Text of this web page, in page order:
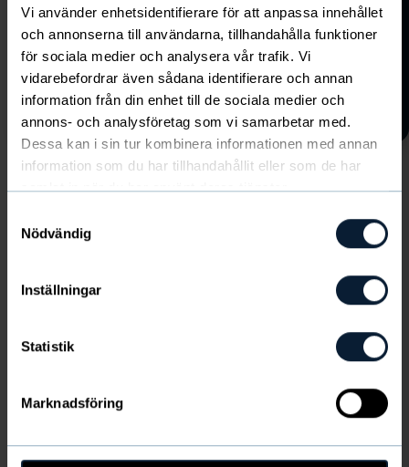
Vi använder enhetsidentifierare för att anpassa innehållet
och annonserna till användarna, tillhandahålla funktioner
för sociala medier och analysera vår trafik. Vi
vidarebefordrar även sådana identifierare och annan
information från din enhet till de sociala medier och
annons- och analysföretag som vi samarbetar med.
Dessa kan i sin tur kombinera informationen med annan
information som du har tillhandahållit eller som de har
samlat in när du har använt deras tjänster.
Nödvändig
Inställningar
Statistik
Marknadsföring
Kolla in säsongens nyheter
här!
Visa alla
Lämna din epost och följ Pirates Basketball
SKICKA
Jag har tagit del av Newbodys
SKICKA
Jag har tagit del av Newbodys
personuppgiftspolicy.Läs den här